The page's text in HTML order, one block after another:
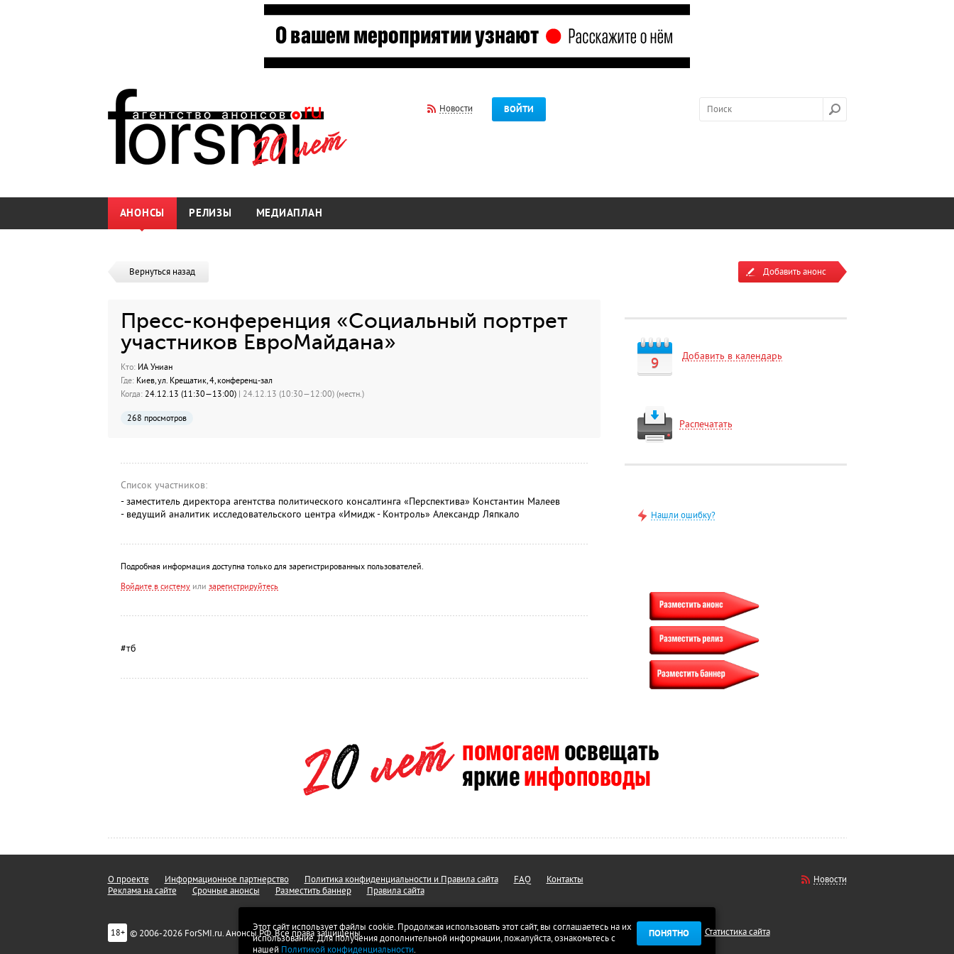
Новости ВОЙТИ
АНОНСЫ РЕЛИЗЫ МЕДИАПЛАН
Вернуться назад
Пресс-конференция «Социальный портрет
участников ЕвроМайдана»
Кто:ИА Униан
Где:Киев, ул. Крещатик, 4, конференц-зал
Когда:24.12.13 (11:30—13:00) | 24.12.13 (10:30—12:00) (местн.)
268 просмотров
Список участников:
- заместитель директора агентства политического консалтинга «Перспектива» Константин Малеев
- ведущий аналитик исследовательского центра «Имидж - Контроль» Александр Ляпкало
Подробная информация доступна только для зарегистрированных пользователей.
Войдите в системуили зарегистрируйтесь
#тб
Добавить анонс
9 Добавить в календарь
Распечатать
Нашли ошибку?
Этот сайт использует файлы cookie. Продолжая использовать этот сайт, вы соглашаетесь на их
использование. Для получения дополнительной информации, пожалуйста, ознакомьтесь с
нашей Политикой конфиденциальности.
ПОНЯТНО
О проекте Информационное партнерство Политика конфиденциальности и Правила сайта FAQ
Контакты
Реклама на сайте
Срочные анонсы Разместить баннер Правила сайта
18+ © 2006-2026 ForSMI.ru. Анонсы.РФ. Все права защищены.
Новости
Статистика сайта